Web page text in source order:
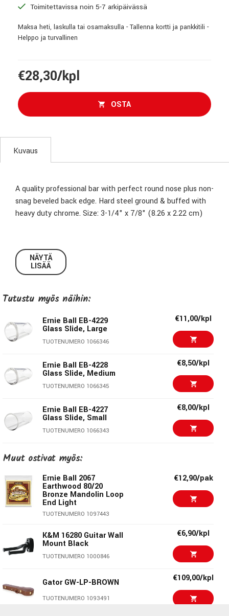
Toimitettavissa noin 5-7 arkipäivässä
Maksa heti, laskulla tai osamaksulla - Tallenna kortti ja pankkitili -
Helppo ja turvallinen
€28,30/kpl
OSTA
Kuvaus
A quality professional bar with perfect round nose plus non-
snag beveled back edge. Hard steel ground & buffed with
heavy duty chrome. Size: 3-1/4" x 7/8" (8.26 x 2.22 cm)
NÄYTÄ
LISÄÄ
Tutustu myös näihin:
Ernie Ball EB-4229
Glass Slide, Large
TUOTENUMERO 1066346
€11,00/kpl
Ernie Ball EB-4228
Glass Slide, Medium
TUOTENUMERO 1066345
€8,50/kpl
Ernie Ball EB-4227
Glass Slide, Small
TUOTENUMERO 1066343
€8,00/kpl
Ernie Ball 4288
Comfort Slide -
TUOTENUMERO 1078954
Ernie Ball 4287
Comfort Slide - Small
€20,60/kpl
Ernie Ball EB-4233 €28,30/kpl
Comfort Slide Large
€25,30/kpl
Muut ostivat myös:
Ernie Ball 2067
Earthwood 80/20
Bronze Mandolin Loop
End Light
TUOTENUMERO 1097443
€12,90/pak
K&M 16280 Guitar Wall
Mount Black
TUOTENUMERO 1000846
€6,90/kpl
Gator GW-LP-BROWN
TUOTENUMERO 1093491
€109,00/kpl